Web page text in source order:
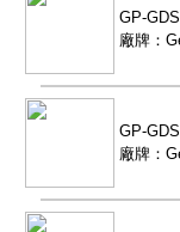
GP-
廠牌：
GP-
廠牌：